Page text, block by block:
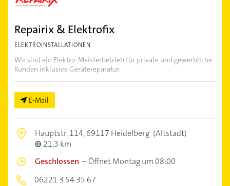
Repairix & Elektrofix
ELEKTROINSTALLATIONEN
Wir sind ein Elektro-Meisterbetrieb für private und gewerbliche
Kunden inklusive Gerätereparatur.
E-Mail
Hauptstr. 114,69117 Heidelberg (Altstadt)
21,3 km
Geschlossen –Öffnet Montag um 08:00
06221 3 54 35 67